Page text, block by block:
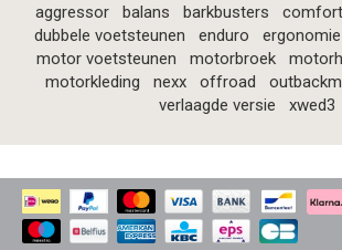
aggressor
balans barkbusters comfort
dubbele voetsteunen
enduro ergonomie
motor voetsteunen
motorbroek
motorkleding
nexx offroad
verlaagde versie
xwed3